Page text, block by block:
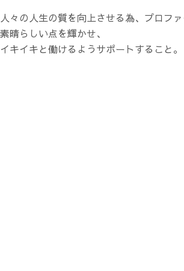
人々の人生の質を向上させる為、プロフ
素晴らしい点を輝かせ、
イキイキと働けるようサポートすること。